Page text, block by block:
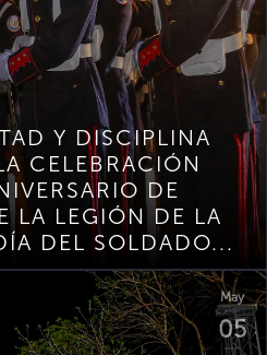
Y DISCIPLINA
CELEBRACIÓN
DE
LA LEGIÓN DE LA
DEL SOLDADO...
May
05